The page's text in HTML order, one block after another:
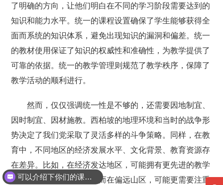
了明确的方向，让他们明白在不同的学习阶段需要达到的
知识和能力水平。统一的课程设置确保了学生能够获得全
面而系统的知识体系，避免出现知识的漏洞和偏差。统一
的教材使用保证了知识的权威性和准确性，为教学提供了
可靠的依据。统一的教学管理则规范了教学秩序，保障了
教学活动的顺利进行。
然而，仅仅强调统一性是不够的，还需要因地制宜、
因时制宜、因材施教。西柏坡的地理环境和当时的战争形
势决定了我们党采取了灵活多样的斗争策略。同样，在教
育中，不同地区的经济发展水平、文化背景、教育资源存
在差异。比如，在经济发达地区，可能拥有更先进的教学
设备和丰富的课外资源；而在偏远山区，可能更需要注重
可以介绍下你们的课程吗？